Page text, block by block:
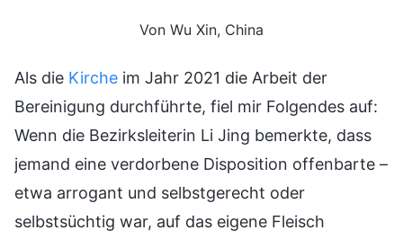
Von Wu Xin, China
Als die Kirche im Jahr 2021 die Arbeit der
Bereinigung durchführte, fiel mir Folgendes auf:
Wenn die Bezirksleiterin Li Jing bemerkte, dass
jemand eine verdorbene Disposition offenbarte –
etwa arrogant und selbstgerecht oder
selbstsüchtig war, auf das eigene Fleisch